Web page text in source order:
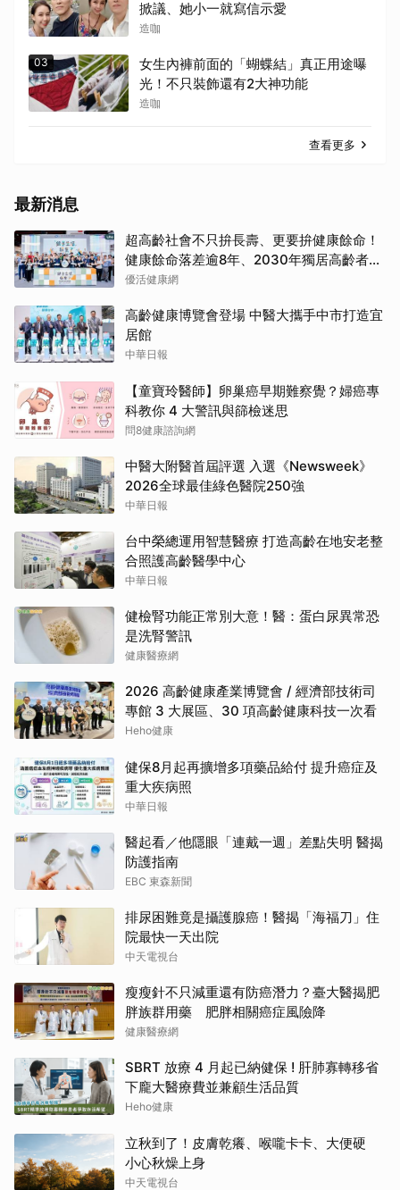
掀議、她小一就寫信示愛
造咖
03
女生內褲前面的「蝴蝶結」真正用途曝
光！不只裝飾還有2大神功能
造咖
查看更多
最新消息
超高齡社會不只拚長壽、更要拚健康餘命！
健康餘命落差逾8年、2030年獨居高齡者估
破百萬戶
優活健康網
高齡健康博覽會登場 中醫大攜手中市打造宜
居館
中華日報
【童寶玲醫師】卵巢癌早期難察覺？婦癌專
科教你 4 大警訊與篩檢迷思
問8健康諮詢網
中醫大附醫首屆評選 入選《Newsweek》
2026全球最佳綠色醫院250強
中華日報
台中榮總運用智慧醫療 打造高齡在地安老整
合照護高齡醫學中心
中華日報
健檢腎功能正常別大意！醫：蛋白尿異常恐
是洗腎警訊
健康醫療網
2026 高齡健康產業博覽會 / 經濟部技術司
專館 3 大展區、30 項高齡健康科技一次看
Heho健康
健保8月起再擴增多項藥品給付 提升癌症及
重大疾病照
中華日報
醫起看／他隱眼「連戴一週」差點失明 醫揭
防護指南
EBC 東森新聞
排尿困難竟是攝護腺癌！醫揭「海福刀」住
院最快一天出院
中天電視台
瘦瘦針不只減重還有防癌潛力？臺大醫揭肥
胖族群用藥 肥胖相關癌症風險降
健康醫療網
SBRT 放療 4 月起已納健保 ! 肝肺寡轉移省
下龐大醫療費並兼顧生活品質
Heho健康
立秋到了！皮膚乾癢、喉嚨卡卡、大便硬
小心秋燥上身
中天電視台